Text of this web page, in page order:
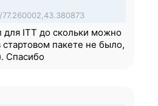
ITT до скольки можно
стартовом пакете не было,
Спасибо